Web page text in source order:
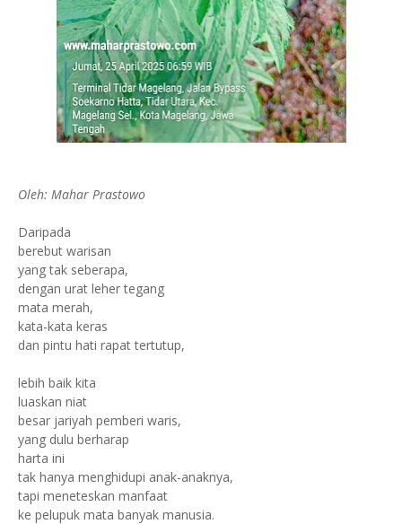
Oleh: Mahar Prastowo
Daripada
berebut warisan
yang tak seberapa,
dengan urat leher tegang
mata merah,
kata-kata keras
dan pintu hati rapat tertutup,
lebih baik kita
luaskan niat
besar jariyah pemberi waris,
yang dulu berharap
harta ini
tak hanya menghidupi anak-anaknya,
tapi meneteskan manfaat
ke pelupuk mata banyak manusia.